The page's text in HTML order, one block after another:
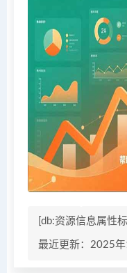
[db:资源信息属性标
最近更新：2025